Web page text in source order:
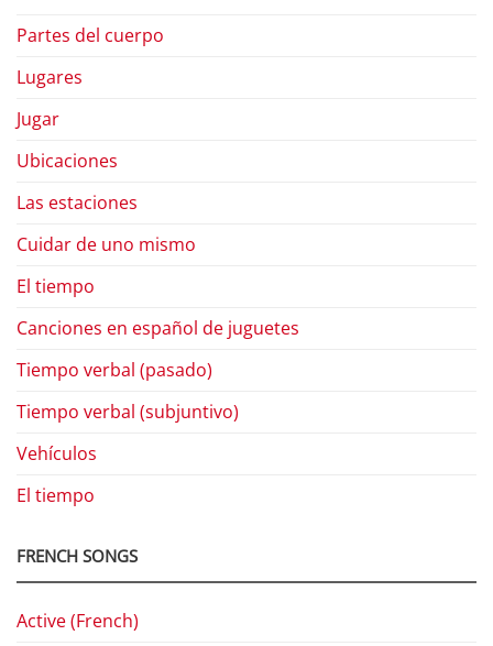
Partes del cuerpo
Lugares
Jugar
Ubicaciones
Las estaciones
Cuidar de uno mismo
El tiempo
Canciones en español de juguetes
Tiempo verbal (pasado)
Tiempo verbal (subjuntivo)
Vehículos
El tiempo
FRENCH SONGS
Active (French)